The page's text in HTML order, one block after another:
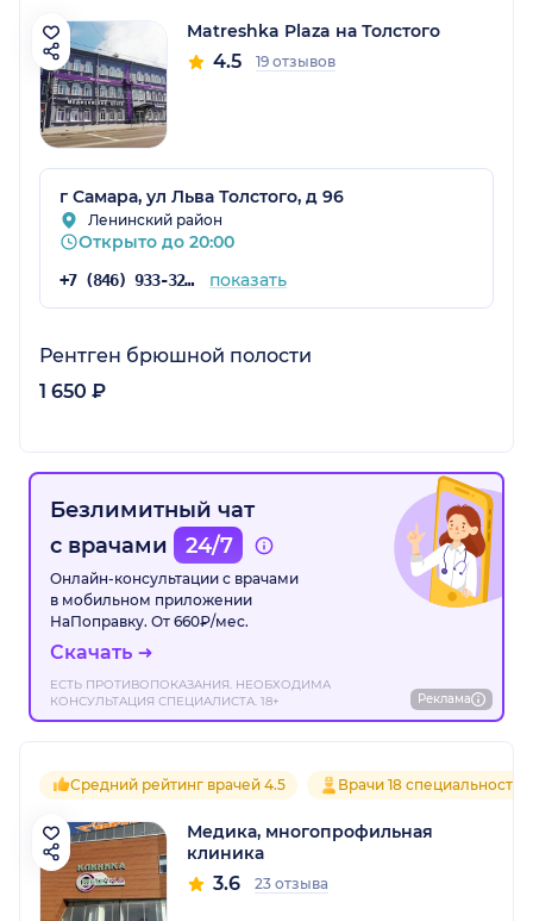
Matreshka Plaza на Толстого
4.5 19 отзывов
г Самара, ул Льва Толстого, д 96
Ленинский район
Открыто до 20:00
+7 (846) 933-32-61 показать
Рентген брюшной полости
1 650 ₽
Безлимитный чат
с врачами
24/7
Онлайн-консультации с врачами
в мобильном приложении
НаПоправку. От 660₽/мес.
Скачать
ЕСТЬ ПРОТИВОПОКАЗАНИЯ. НЕОБХОДИМА
КОНСУЛЬТАЦИЯ СПЕЦИАЛИСТА. 18+
Реклама
Средний рейтинг врачей 4.5 Врачи 18 специальностей
Медика, многопрофильная
клиника
3.6 23 отзыва